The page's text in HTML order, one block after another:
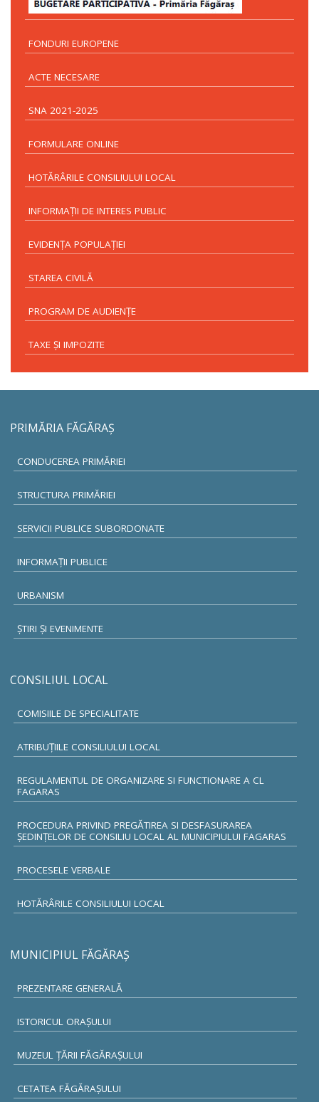
FONDURI EUROPENE
ACTE NECESARE
SNA 2021-2025
FORMULARE ONLINE
HOTĂRÂRILE CONSILIULUI LOCAL
INFORMAŢII DE INTERES PUBLIC
EVIDENŢA POPULAŢIEI
STAREA CIVILĂ
PROGRAM DE AUDIENŢE
TAXE ŞI IMPOZITE
PRIMĂRIA FĂGĂRAŞ
CONDUCEREA PRIMĂRIEI
STRUCTURA PRIMĂRIEI
SERVICII PUBLICE SUBORDONATE
INFORMAŢII PUBLICE
URBANISM
ŞTIRI ŞI EVENIMENTE
CONSILIUL LOCAL
COMISIILE DE SPECIALITATE
ATRIBUŢIILE CONSILIULUI LOCAL
REGULAMENTUL DE ORGANIZARE SI FUNCTIONARE A CL
FAGARAS
PROCEDURA PRIVIND PREGĂTIREA SI DESFASURAREA
ȘEDINȚELOR DE CONSILIU LOCAL AL MUNICIPIULUI FAGARAS
PROCESELE VERBALE
HOTĂRÂRILE CONSILIULUI LOCAL
MUNICIPIUL FĂGĂRAŞ
PREZENTARE GENERALĂ
ISTORICUL ORAŞULUI
MUZEUL ŢĂRII FĂGĂRAŞULUI
CETATEA FĂGĂRAŞULUI